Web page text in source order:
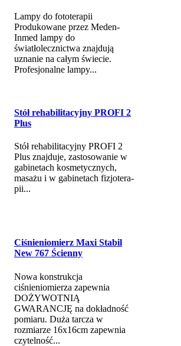
Lampy do fototerapii
Produkowane przez Meden-
Inmed lampy do
światłolecznictwa znajdują
uznanie na całym świecie.
Profesjonalne lampy...
Stół rehabilitacyjny PROFI 2
Plus
Stół rehabilitacyjny PROFI 2
Plus znajduje, zastosowanie w
gabinetach kosmetycznych,
masażu i w gabinetach fizjotera­
pii...
Ciśnieniomierz Maxi Stabil
New 767 Ścienny
Nowa konstrukcja
ciśnieniomierza zapewnia
DOŻYWOTNIĄ
GWARANCJĘ na dokładność
pomiaru. Duża tarcza w
rozmiarze 16x16cm zapewnia
czytelność...